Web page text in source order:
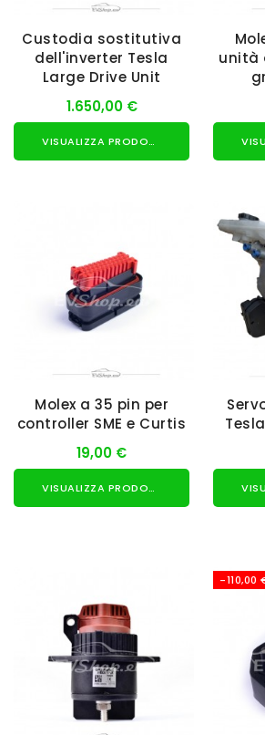
Custodia sostitutiva
dell'inverter Tesla
Large Drive Unit
1.650,00 €
VISUALIZZA PRODOTTO
unità
Molex a 35 pin per
controller SME e Curtis
19,00 €
VISUALIZZA PRODOTTO
-110,00